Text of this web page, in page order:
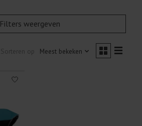
Filters weergeven
Sorteren op Meest bekeken